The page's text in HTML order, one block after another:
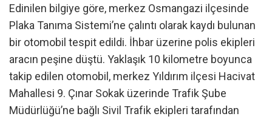
Edinilen bilgiye göre, merkez Osmangazi ilçesinde
Plaka Tanıma Sistemi’ne çalıntı olarak kaydı bulunan
bir otomobil tespit edildi. İhbar üzerine polis ekipleri
aracın peşine düştü. Yaklaşık 10 kilometre boyunca
takip edilen otomobil, merkez Yıldırım ilçesi Hacivat
Mahallesi 9. Çınar Sokak üzerinde Trafik Şube
Müdürlüğü’ne bağlı Sivil Trafik ekipleri tarafından